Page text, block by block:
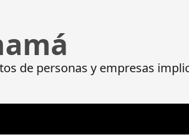
de personas y empresas